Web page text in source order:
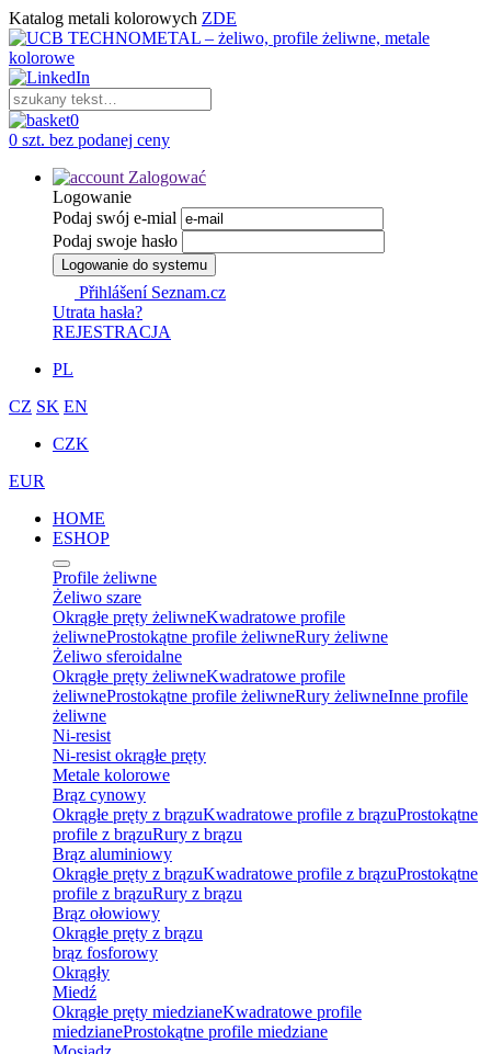
Katalog metali kolorowych ZDE
0
0 szt. bez podanej ceny
Zalogować
Logowanie
Podaj swój e-mial
Podaj swoje hasło
Logowanie do systemu
Přihlášení Seznam.cz
Utrata hasła?
REJESTRACJA
PL
CZ SK EN
CZK
EUR
HOME
ESHOP
Profile żeliwne
Żeliwo szare
Okrągłe pręty żeliwneKwadratowe profile
żeliwneProstokątne profile żeliwneRury żeliwne
Żeliwo sferoidalne
Okrągłe pręty żeliwneKwadratowe profile
żeliwneProstokątne profile żeliwneRury żeliwneInne profile
żeliwne
Ni-resist
Ni-resist okrągłe pręty
Metale kolorowe
Brąz cynowy
Okrągłe pręty z brązuKwadratowe profile z brązuProstokątne
profile z brązuRury z brązu
Brąz aluminiowy
Okrągłe pręty z brązuKwadratowe profile z brązuProstokątne
profile z brązuRury z brązu
Brąz ołowiowy
Okrągłe pręty z brązu
brąz fosforowy
Okrągły
Miedź
Okrągłe pręty miedzianeKwadratowe profile
miedzianeProstokątne profile miedziane